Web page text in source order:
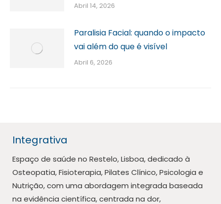
Abril 14, 2026
Paralisia Facial: quando o impacto
vai além do que é visível
Abril 6, 2026
Integrativa
Espaço de saúde no Restelo, Lisboa, dedicado à
Osteopatia, Fisioterapia, Pilates Clínico, Psicologia e
Nutrição, com uma abordagem integrada baseada
na evidência científica, centrada na dor,